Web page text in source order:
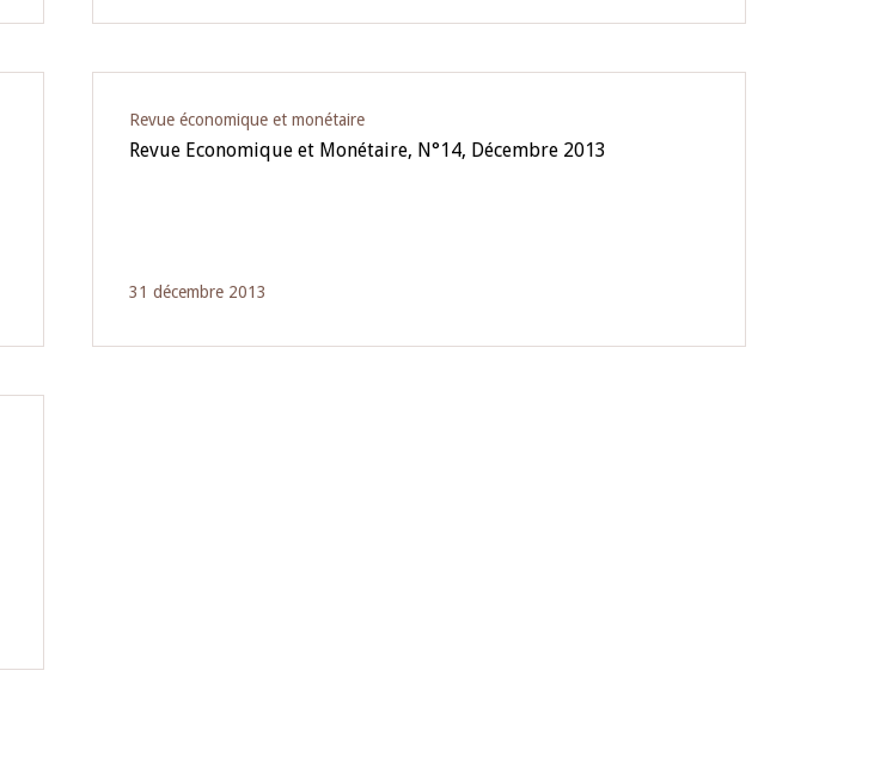
Revue économique et monétaire
Revue Economique et Monétaire, N°14, Décembre 2013
31 décembre 2013